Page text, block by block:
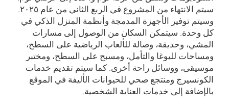
سيتم الانتهاء من المشروع في الربع الثاني من عام ۲۰۲٥.
وسيتم توفير الأجهزة المدمجة وأنظمة المنزل الذكي في
كل وحدة. سيتمكن السكان من الوصول إلى مسارات
المشي، وحديقة، وصالة للألعاب الرياضية على السطح،
ومساحات لليوغا والتأمل، ومسبح على السطح، ومختبر
موسيقى، ووسائل راحة أخرى. كما سيتم تقديم خدمات
الكونسيرج ومنتجع صحي للحيوانات الأليفة في الموقع
بالإضافة إلى خدمات العناية الشخصية.